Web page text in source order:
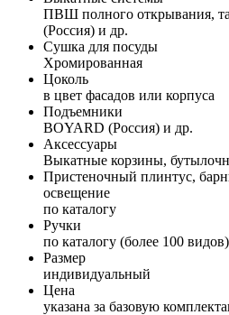
ПВШ полного открывания,
(Россия) и др.
Сушка для посуды
Хромированная
Цоколь
в цвет фасадов или корпуса
Подъемники
BOYARD (Россия) и др.
Аксессуары
Выкатные корзины,
Пристеночный плинтус,
освещение
по каталогу
Ручки
по каталогу (более 100 видов)
Размер
индивидуальный
Цена
указана за базовую